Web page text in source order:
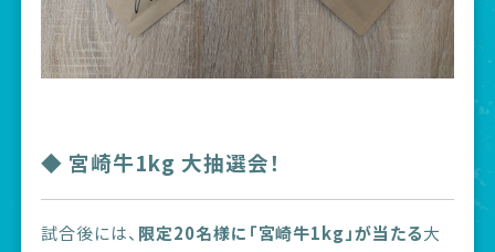
◆ 宮崎牛1kg 大抽選会！
試合後には、 限定20名様に「宮崎牛1kg」が当たる大